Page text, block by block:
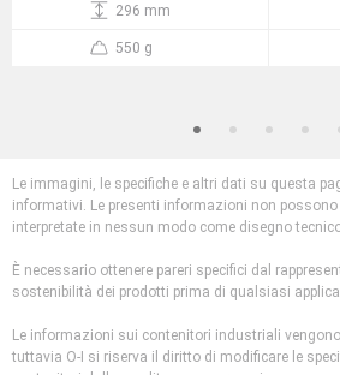
296 mm
550 g
Le immagini, le specifiche e altri dati su questa
informativi. Le presenti informazioni non
interpretate in nessun modo come disegno
È necessario ottenere pareri specifici dal
sostenibilità dei prodotti prima di qualsiasi
Le informazioni sui contenitori industriali
tuttavia O-I si riserva il diritto di modificare le